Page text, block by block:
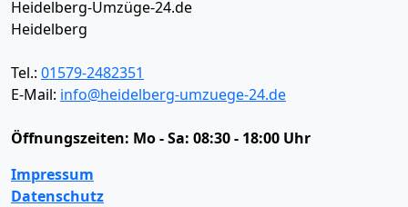
Heidelberg-Umzüge-24.de
Heidelberg
Tel.: 01579-2482351
E-Mail: info@heidelberg-umzuege-24.de
Öffnungszeiten: Mo - Sa: 08:30 - 18:00 Uhr
Impressum
Datenschutz